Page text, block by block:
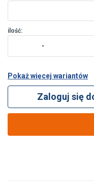
ilość:
Pokaż więcej wariantów
Zaloguj się